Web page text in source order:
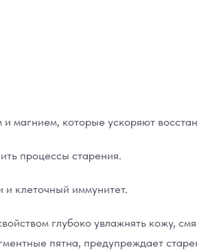
которые ускоряют
процессы старения.
и клеточный иммунитет.
глубоко увлажнять кожу,
пятна, предупреждает